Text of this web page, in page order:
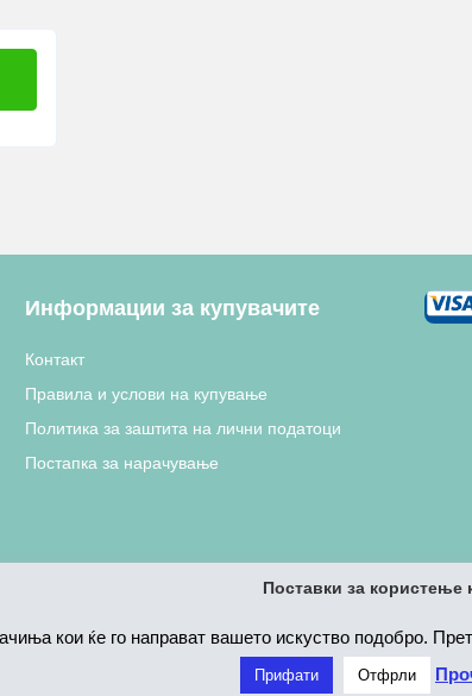
Информации за купувачите
Контакт
Правила и услови на купување
Политика за заштита на лични податоци
Постапка за нарачување
Поставки за користење
кои ќе го направат вашето искуство подобро.
Прифати Отфрли